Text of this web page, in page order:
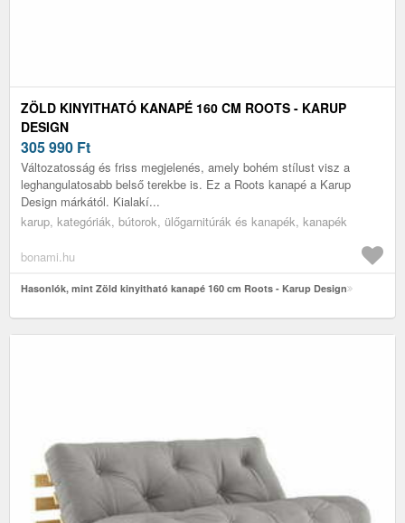
ZÖLD KINYITHATÓ KANAPÉ 160 CM ROOTS - KARUP
DESIGN
305 990 Ft
Változatosság és friss megjelenés, amely bohém stílust visz a
leghangulatosabb belső terekbe is. Ez a Roots kanapé a Karup
Design márkától. Kialakí...
karup, kategóriák, bútorok, ülőgarnitúrák és kanapék, kanapék
bonami.hu
Hasonlók, mint Zöld kinyitható kanapé 160 cm Roots - Karup Design